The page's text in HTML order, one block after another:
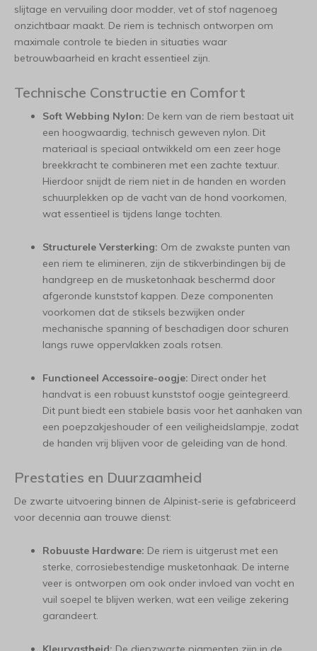
slijtage en vervuiling door modder, vet of stof nagenoeg
onzichtbaar maakt. De riem is technisch ontworpen om
maximale controle te bieden in situaties waar
betrouwbaarheid en kracht essentieel zijn.
Technische Constructie en Comfort
Soft Webbing Nylon: De kern van de riem bestaat uit
een hoogwaardig, technisch geweven nylon. Dit
materiaal is speciaal ontwikkeld om een zeer hoge
breekkracht te combineren met een zachte textuur.
Hierdoor snijdt de riem niet in de handen en worden
schuurplekken op de vacht van de hond voorkomen,
wat essentieel is tijdens lange tochten.
Structurele Versterking: Om de zwakste punten van
een riem te elimineren, zijn de stikverbindingen bij de
handgreep en de musketonhaak beschermd door
afgeronde kunststof kappen. Deze componenten
voorkomen dat de stiksels bezwijken onder
mechanische spanning of beschadigen door schuren
langs ruwe oppervlakken zoals rotsen.
Functioneel Accessoire-oogje: Direct onder het
handvat is een robuust kunststof oogje geïntegreerd.
Dit punt biedt een stabiele basis voor het aanhaken van
een poepzakjeshouder of een veiligheidslampje, zodat
de handen vrij blijven voor de geleiding van de hond.
Prestaties en Duurzaamheid
De zwarte uitvoering binnen de Alpinist-serie is gefabriceerd
voor decennia aan trouwe dienst:
Robuuste Hardware: De riem is uitgerust met een
sterke, corrosiebestendige musketonhaak. De interne
veer is ontworpen om ook onder invloed van vocht en
vuil soepel te blijven werken, wat een veilige zekering
garandeert.